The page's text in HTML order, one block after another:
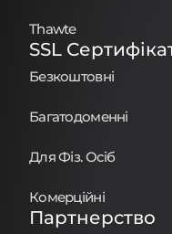
Thawte
SSL
Безкоштовні
Багатодоменні
Для Фіз. Осіб
Комерційні
Партнерство